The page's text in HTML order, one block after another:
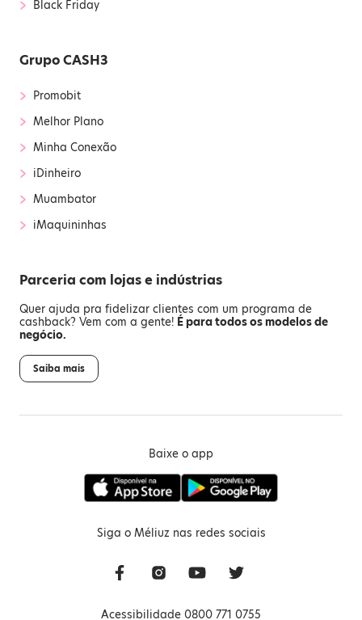
Black Friday
Grupo CASH3
› Promobit
› Melhor Plano
› Minha Conexão
› iDinheiro
› Muambator
› iMaquininhas
Parceria com lojas e indústrias
Quer ajuda pra fidelizar clientes com um programa de
cashback? Vem com a gente! É para todos os modelos de
negócio.
Saiba mais
Baixe o app
Siga o Méliuz nas redes sociais
Acessibilidade 0800 771 0755